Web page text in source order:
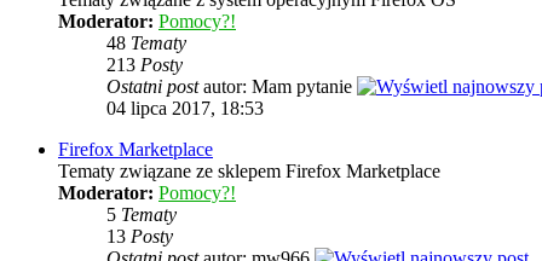
Moderator: Pomocy?!
48 Tematy
213 Posty
Ostatni postautor: Mam pytanie
04 lipca 2017, 18:53
Firefox Marketplace
Tematy związane ze sklepem Firefox Marketplace
Moderator: Pomocy?!
5 Tematy
13 Posty